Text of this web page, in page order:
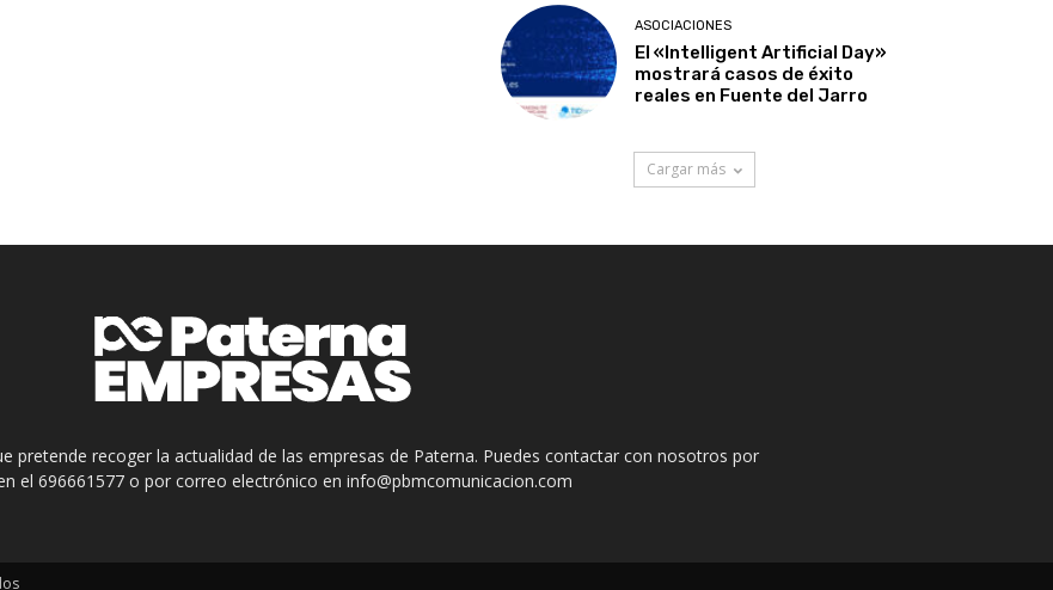
ASOCIACIONES
El «Intelligent Artificial Day»
mostrará casos de éxito
reales en Fuente del Jarro
Cargar más
pretende recoger la actualidad de las empresas de Paterna. Puedes contactar con nosotros por
el 696661577 o por correo electrónico en info@pbmcomunicacion.com